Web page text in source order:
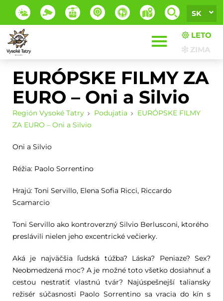
SK
LETO
ZIMA
EURÓPSKE FILMY ZA
EURO – Oni a Silvio
Región Vysoké Tatry Podujatia
EURÓPSKE FILMY
ZA EURO – Oni a Silvio
Oni a Silvio
Réžia: Paolo Sorrentino
Hrajú: Toni Servillo, Elena Sofia Ricci, Riccardo
Scamarcio
Toni Servillo ako kontroverzný Silvio Berlusconi, ktorého
preslávili nielen jeho excentrické večierky.
Aká je najväčšia ľudská túžba? Láska? Peniaze? Sex?
Neobmedzená moc? A je možné toto všetko dosiahnuť a
cestou nestratiť vlastnú tvár? Najúspešnejší taliansky
režisér súčasnosti Paolo Sorrentino sa vracia do kín s